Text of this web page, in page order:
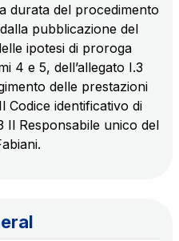
event management
durata del procedimento
pubblicazione del
ipotesi di proroga
4 e 5, dell’allegato I.3
delle prestazioni
Codice identificativo di
Il Responsabile unico del